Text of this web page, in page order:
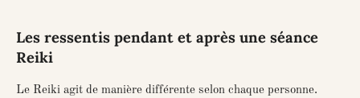
Les ressentis pendant et après une séance
Reiki
Le Reiki agit de manière différente selon chaque personne.